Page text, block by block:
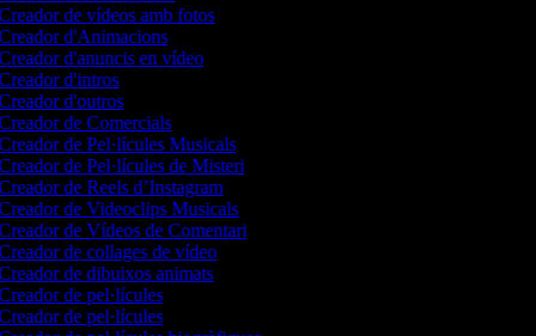
de vídeos amb fotos
d'Animacions
d'anuncis en vídeo
d'intros
d'outros
de Comercials
de Pel·lícules Musicals
de Pel·lícules de Misteri
de Reels d’Instagram
de Videoclips Musicals
de Vídeos de Comentari
de collages de vídeo
de dibuixos animats
de pel·lícules
de pel·lícules